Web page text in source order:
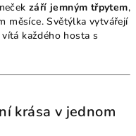
září jemným třpytem,
měsíce. Světýlka vytvářejí
každého hosta s
krása v jednom